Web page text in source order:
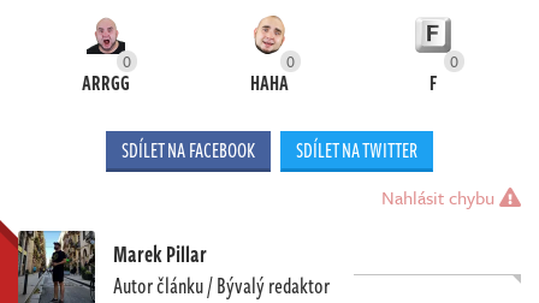
0
ARRGG
0
HAHA
0
F
SDÍLET NA FACEBOOK SDÍLET NA TWITTER
Nahlásit chybu
Marek Pillar
Autor článku / Bývalý redaktor